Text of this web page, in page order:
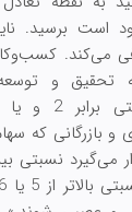
است برسید.
می‌کند.
تحقیق و توسعه
می‌دهند،
بازرگانی که